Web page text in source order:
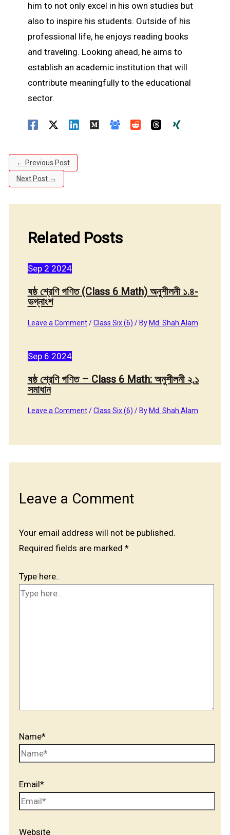
him to not only excel in his own studies but
also to inspire his students. Outside of his
professional life, he enjoys reading books
and traveling. Looking ahead, he aims to
establish an academic institution that will
contribute meaningfully to the educational
sector.
← Previous Post
Next Post →
Related Posts
Sep 2 2024
ষষ্ঠ শ্রেণি গণিত (Class 6 Math) অনুশীলনী ১.৪-
ভগ্নাংশ
Leave a Comment /Class Six (6) / By Md. Shah Alam
Sep 6 2024
ষষ্ঠ শ্রেণি গণিত – Class 6 Math: অনুশীলনী ২.১
সমাধান
Leave a Comment /Class Six (6) / By Md. Shah Alam
Leave a Comment
Your email address will not be published.
Required fields are marked *
Type here..
Name*
Email*
Website